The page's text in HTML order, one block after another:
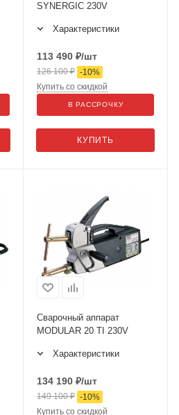
SYNERGIC 230V
Характеристики
113 490 ₽/шт
126 100₽ -10%
КУПИТЬ
Купить со скидкой
В РАССРОЧКУ
Сварочный аппарат
MODULAR 20 TI 230V
Характеристики
134 190 ₽/шт
149 100₽ -10%
Купить со скидкой